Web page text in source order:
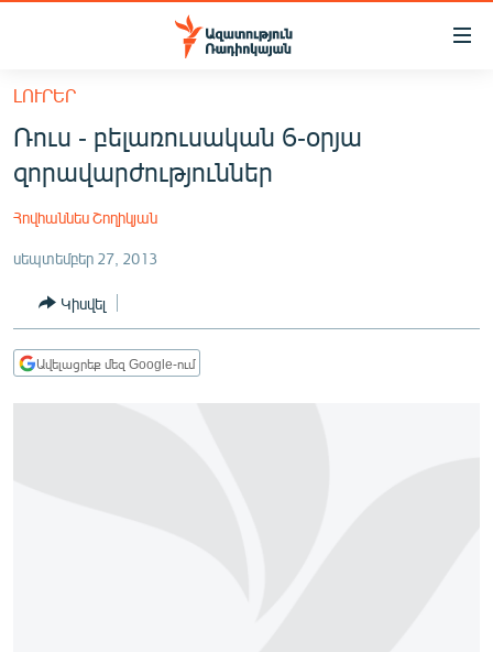
Մատչելիության
հիմնական
բովանդակությանը
հիմնական
մենյուին
ՀԱՅԱՍՏԱՆ
ՔԱՂԱՔԱԿԱՆ
ԸՆՏՐՈՒԹՅՈՒՆՆԵՐ 2026
ԻՐԱՎՈՒՆՔ
ՀԱՍԱՐԱԿՈՒԹՅՈՒՆ
ՏՆՏԵՍՈՒԹՅՈՒՆ
ԼՈՒՐԵՐ
Ռուս - բելառուսական 6-օրյա
զորավարժություններ
Հովհաննես Շողիկյան
սեպտեմբեր 27, 2013
Կիսվել
Ավելացրեք մեզ Google-ում